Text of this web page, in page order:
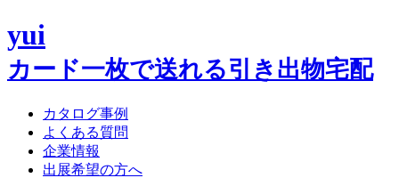
yui
カード一枚で送れる引き出物宅配
カタログ事例
よくある質問
企業情報
出展希望の方へ